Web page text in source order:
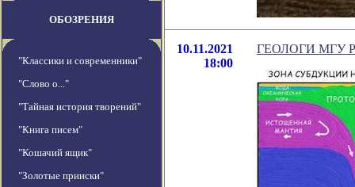
ОБОЗРЕНИЯ
"Классики и современники"
"Слово о..."
"Тайная история творений"
"Книга писем"
"Кошачий ящик"
"Золотые прииски"
10.11.2021
18:00
ГЕОЛОГИ МГУ